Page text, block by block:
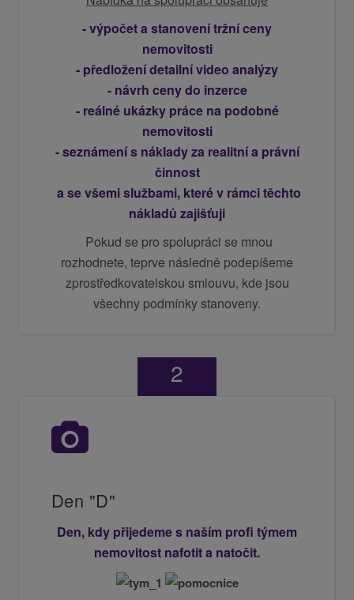
- výpočet a stanovení tržní ceny
nemovitosti
- předložení detailní video analýzy
- návrh ceny do inzerce
- reálné ukázky práce na podobné
nemovitosti
- seznámení s náklady za realitní a právní
činnost
a se všemi službami, které v rámci těchto
nákladů zajišťuji
Pokud se pro spolupráci se mnou
rozhodnete, teprve následně podepíšeme
zprostředkovatelskou smlouvu, kde jsou
všechny podmínky stanoveny.
2
Den "D"
Den, kdy přijedeme s naším profi týmem
nemovitost nafotit a natočit.